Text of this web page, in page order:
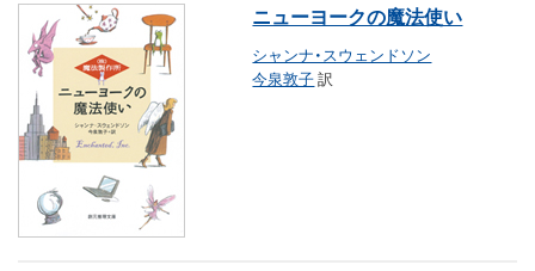
ニューヨークの魔法使い
シャンナ・スウェンドソン
今泉敦子訳